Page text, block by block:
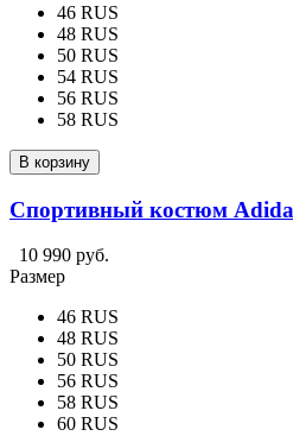
46 RUS
48 RUS
50 RUS
54 RUS
56 RUS
58 RUS
В корзину
Спортивный костюм
10 990 руб.
Размер
46 RUS
48 RUS
50 RUS
56 RUS
58 RUS
60 RUS